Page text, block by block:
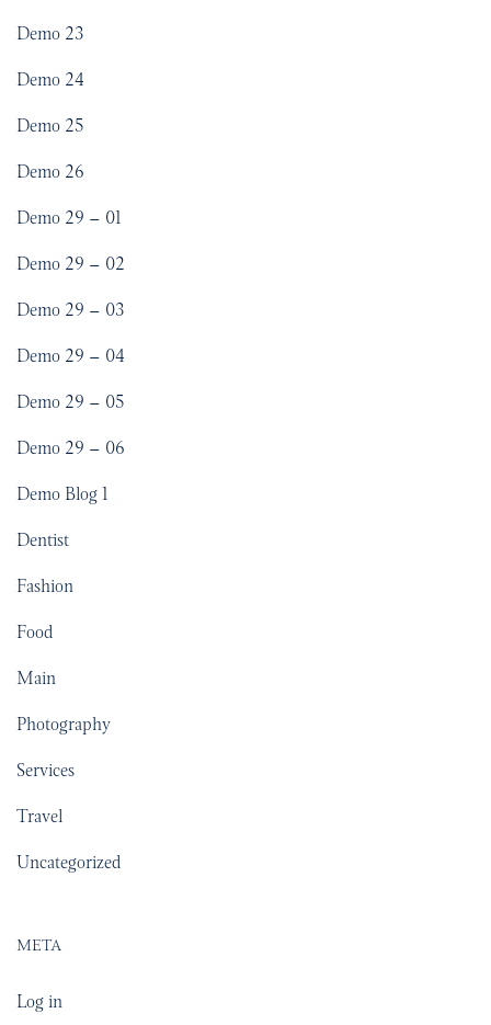
Demo 23
Demo 24
Demo 25
Demo 26
Demo 29 – 01
Demo 29 – 02
Demo 29 – 03
Demo 29 – 04
Demo 29 – 05
Demo 29 – 06
Demo Blog 1
Dentist
Fashion
Food
Main
Photography
Services
Travel
Uncategorized
META
Log in